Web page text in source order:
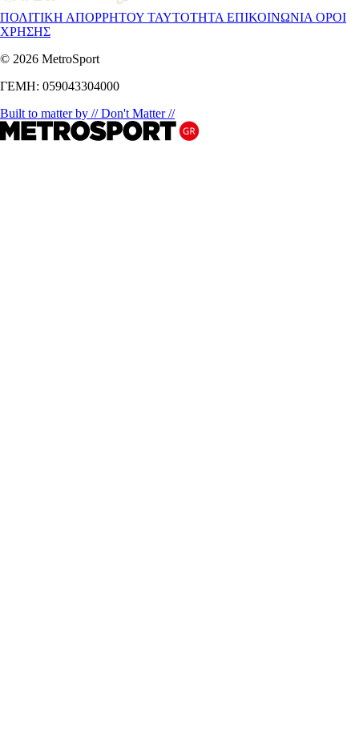
ΠΟΛΙΤΙΚΗ ΑΠΟΡΡΗΤΟΥ ΤΑΥΤΟΤΗΤΑ ΕΠΙΚΟΙΝΩΝΙΑ ΟΡΟΙ
ΧΡΗΣΗΣ
© 2026 MetroSport
ΓΕΜΗ: 059043304000
Built to matter by // Don't Matter //